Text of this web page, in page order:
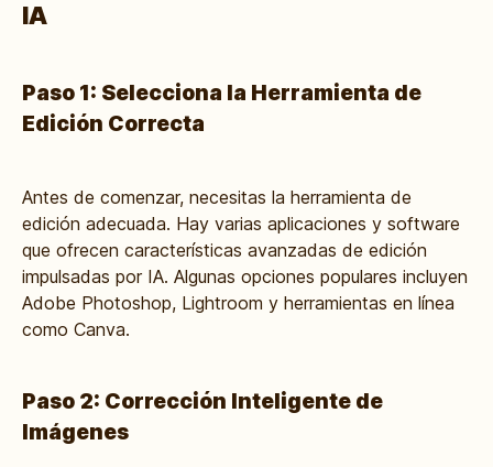
IA
Paso 1: Selecciona la Herramienta de
Edición Correcta
Antes de comenzar, necesitas la herramienta de
edición adecuada. Hay varias aplicaciones y software
que ofrecen características avanzadas de edición
impulsadas por IA. Algunas opciones populares incluyen
Adobe Photoshop, Lightroom y herramientas en línea
como Canva.
Paso 2: Corrección Inteligente de
Imágenes